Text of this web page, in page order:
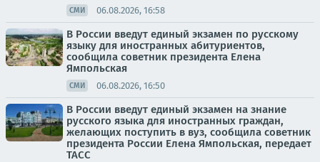
СМИ 06.08.2026, 16:58
В России введут единый экзамен по русскому
языку для иностранных абитуриентов,
сообщила советник президента Елена
Ямпольская
СМИ 06.08.2026, 16:50
В России введут единый экзамен на знание
русского языка для иностранных граждан,
желающих поступить в вуз, сообщила советник
президента России Елена Ямпольская, передает
ТАСС